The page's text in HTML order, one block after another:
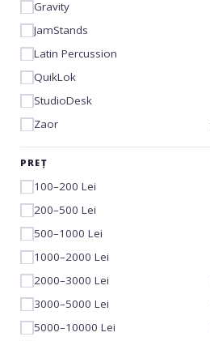
Gravity
JamStands
Latin Percussion
QuikLok
StudioDesk
Zaor
PREȚ
100–200 Lei
200–500 Lei
500–1000 Lei
1000–2000 Lei
2000–3000 Lei
3000–5000 Lei
5000–10000 Lei